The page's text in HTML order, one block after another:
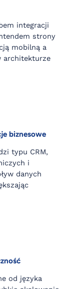
integracji
strony
mobilną a
architekturze
biznesowe
typu CRM,
i
danych
od języka